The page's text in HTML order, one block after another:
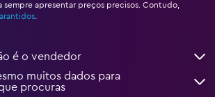
sempre apresentar preços precisos. Contudo,
é o vendedor
muitos dados para
procuras